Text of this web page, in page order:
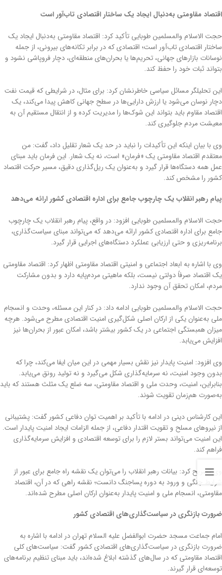
اقتصاد مقاومتی به‌دنبال ایجاد یک ساختار اقتصادی تاب‌آور است
حجت الاسلام والمسلمین طوبایی تأکید کرد: اقتصاد مقاومتی به‌دنبال ایجاد یک
ساختار اقتصادی تاب‌آور است؛ اقتصادی که در برابر تکانه‌های بیرونی، از جمله
نوسانات بازارهای جهانی، تحریم‌ها یا بحران‌های منطقه‌ای، دچار فروپاشی نشود و
بتواند ثبات خود را حفظ کند.
این تحلیلگر مسائل سیاسی خاطرنشان کرد: برای مثال، در شرایطی که قیمت نفت
دچار نوسان می‌شود یا ارزش دارایی‌ها در سطح جهانی کاهش پیدا می‌کند، یک
اقتصاد مقاوم باید بتواند این شوک‌ها را مدیریت کرده و از انتقال مستقیم آن به
معیشت مردم جلوگیری کند.
وی با بیان اینکه این تأکیدات را نباید در حد یک شعار تقلیل داد، گفت: من
معتقدم اقتصاد مقاومتی یک «فرمان» است، نه یک شعار. این فرمان باید مبنای
عمل همه دستگاه‌ها قرار گیرد و به‌عنوان یک ریل‌گذاری دقیق، مسیر حرکت اقتصاد
کشور را مشخص کند.
پیام رهبر انقلاب یک چارچوب جامع برای اداره اقتصادی کشور ارائه می‌دهد
حجت الاسلام والمسلمین طوبایی افزود: در واقع، پیام رهبر انقلاب یک چارچوب
جامع برای اداره اقتصادی کشور ارائه می‌دهد که می‌تواند مبنای سیاست‌گذاری،
برنامه‌ریزی و حتی ارزیابی عملکرد دستگاه‌های اجرایی قرار گیرد.
وی با اشاره به ابعاد اجتماعی و امنیتی اقتصاد مقاومتی اظهار کرد: اقتصاد مقاومتی
یک اقتصاد صرفاً دولتی نیست، بلکه ماهیتی مردم‌پایه دارد و بدون مشارکت
مردم، امکان تحقق آن وجود ندارد.
حجت الاسلام والمسلمین طوبایی ادامه داد: در کنار این مسئله، وحدت و انسجام
ملی به‌عنوان یکی از ارکان اصلی شکل‌گیری امنیت اقتصادی مطرح می‌شود. هرچه
میزان همبستگی اجتماعی در یک کشور بیشتر باشد، امکان عبور از بحران‌ها نیز
افزایش می‌یابد.
وی افزود: امنیت پایدار نیز نقش بسیار مهمی در این میان ایفا می‌کند، چرا که
بدون وجود امنیت، نه سرمایه‌گذاری شکل می‌گیرد و نه تولید رونق می‌یابد.
بنابراین، امنیت، وحدت ملی و اقتصاد مقاومتی، سه ضلع یک مثلث هستند که باید
به‌صورت هم‌زمان تقویت شوند.
این کارشناس دینی در ادامه با تأکید بر اهمیت توان دفاعی کشور گفت: پشتیبانی
از نیروهای مسلح و تقویت اقتدار دفاعی، از جمله الزامات ایجاد امنیت پایدار است.
این امنیت می‌تواند بستر لازم را برای توسعه اقتصادی و افزایش سرمایه‌گذاری
فراهم کند.
وی تصریح کرد: بیانات رهبر انقلاب را می‌توان یک نقشه راه جامع برای عبور از
شرایط جنگی و ورود به دوره پساجنگ دانست؛ نقشه راهی که در آن، اقتصاد
مقاومتی، انسجام ملی و امنیت پایدار به‌عنوان ارکان اصلی مطرح شده‌اند.
ضرورت بازنگری در سیاست‌گذاری‌های اقتصادی کشور
امام جماعت مسجد حضرت ابوالفضل علیه السلام تهران در ادامه با اشاره به
ضرورت بازنگری در سیاست‌گذاری‌های اقتصادی کشور گفت: سیاست‌های کلی
اقتصاد مقاومتی که در سال‌های گذشته ابلاغ شده‌اند، باید مبنای تنظیم برنامه‌های
توسعه‌ای قرار گیرند.